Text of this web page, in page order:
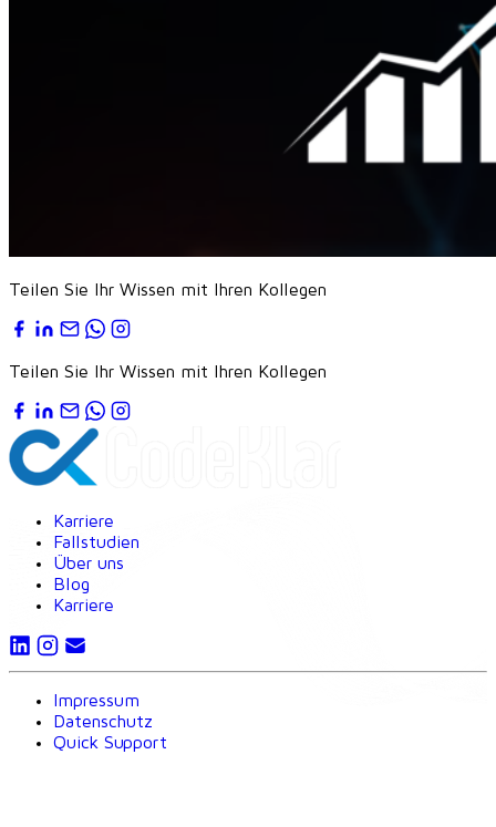
Teilen Sie Ihr Wissen mit Ihren Kollegen
Teilen Sie Ihr Wissen mit Ihren Kollegen
Karriere
Fallstudien
Über uns
Blog
Karriere
Impressum
Datenschutz
Quick Support